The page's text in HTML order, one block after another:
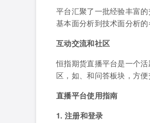
平台汇聚了一批经验丰富
基本面分析到技术面分析
互动交流和社区
恒指期货直播平台是一个
区，如、和问答板块，方便
直播平台使用指南
1. 注册和登录